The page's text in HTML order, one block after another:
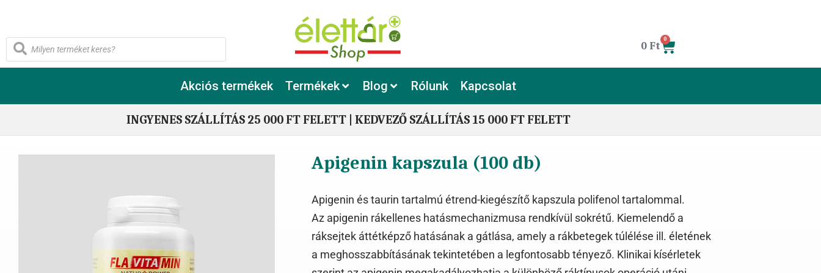
0 Ft
0
Akciós termékek Termékek Blog Rólunk Kapcsolat
INGYENES SZÁLLÍTÁS 25 000 FT FELETT | KEDVEZŐ SZÁLLÍTÁS 15 000 FT FELETT
Apigenin kapszula (100 db)
Apigenin és taurin tartalmú étrend-kiegészítő kapszula polifenol tartalommal.
Az apigenin rákellenes hatásmechanizmusa rendkívül sokrétű. Kiemelendő a
ráksejtek áttétképző hatásának a gátlása, amely a rákbetegek túlélése ill. életének
a meghosszabbításának tekintetében a legfontosabb tényező. Klinikai kísérletek